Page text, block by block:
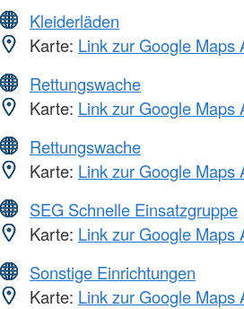
Kleiderläden
Karte: Link zur Google Maps
Rettungswache
Karte: Link zur Google Maps
Rettungswache
Karte: Link zur Google Maps
SEG Schnelle Einsatzgruppe
Karte: Link zur Google Maps
Sonstige Einrichtungen
Karte: Link zur Google Maps